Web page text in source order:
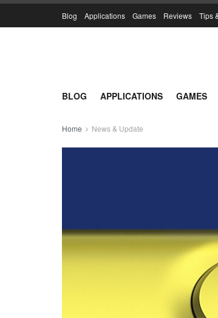
Blog Applications Games Reviews Tips
BLOG APPLICATIONS GAMES
Home News & Update